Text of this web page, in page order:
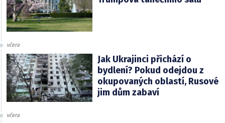
včera
Jak Ukrajinci přichází o
bydlení? Pokud odejdou z
okupovaných oblastí, Rusové
jim dům zabaví
včera